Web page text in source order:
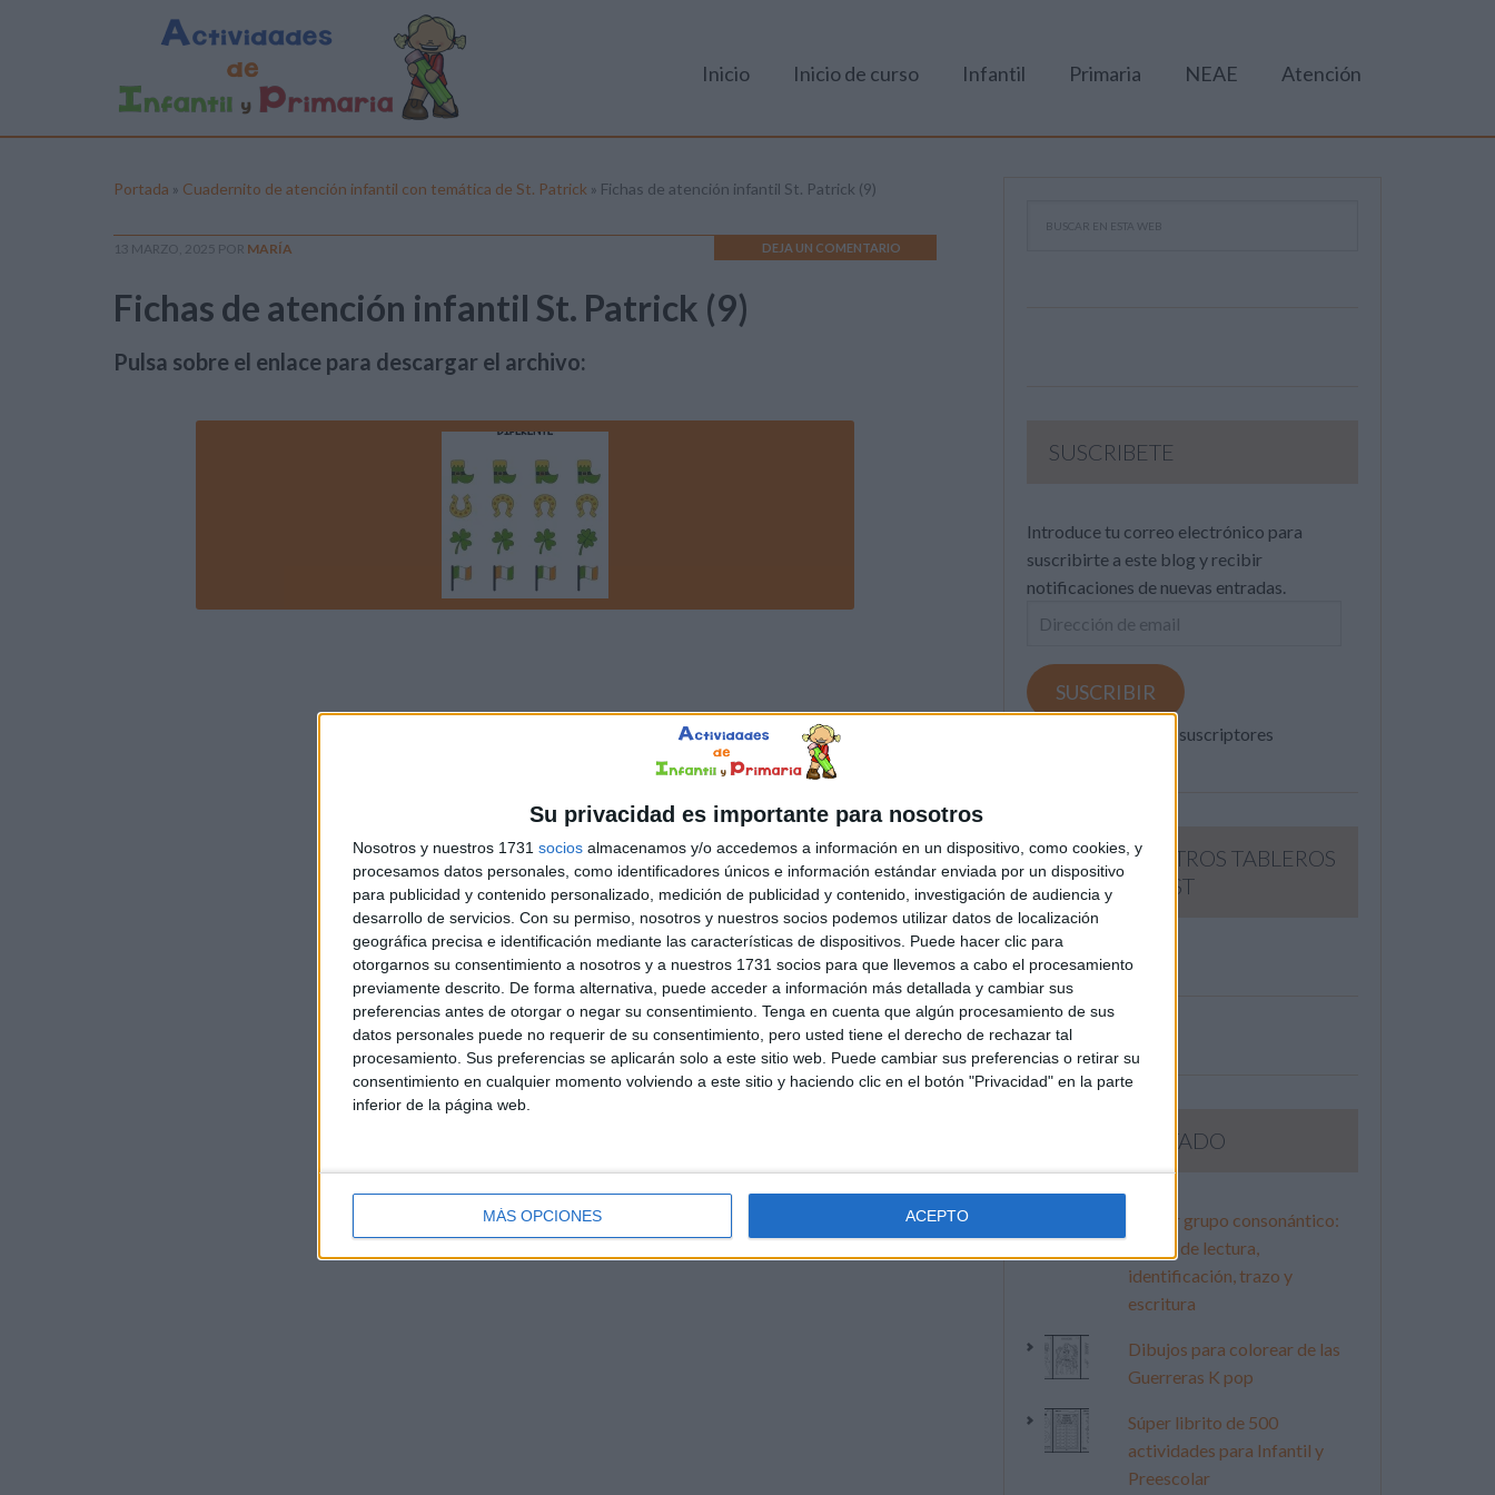
Su privacidad es importante para nosotros
Nosotros y nuestros 1731 socios almacenamos y/o accedemos a información en un dispositivo, como cookies, y
procesamos datos personales, como identificadores únicos e información estándar enviada por un dispositivo
para publicidad y contenido personalizado, medición de publicidad y contenido, investigación de audiencia y
desarrollo de servicios. Con su permiso, nosotros y nuestros socios podemos utilizar datos de localización
geográfica precisa e identificación mediante las características de dispositivos. Puede hacer clic para
otorgarnos su consentimiento a nosotros y a nuestros 1731 socios para que llevemos a cabo el procesamiento
previamente descrito. De forma alternativa, puede acceder a información más detallada y cambiar sus
preferencias antes de otorgar o negar su consentimiento. Tenga en cuenta que algún procesamiento de sus
datos personales puede no requerir de su consentimiento, pero usted tiene el derecho de rechazar tal
procesamiento. Sus preferencias se aplicarán solo a este sitio web. Puede cambiar sus preferencias o retirar su
consentimiento en cualquier momento volviendo a este sitio y haciendo clic en el botón "Privacidad" en la parte
inferior de la página web.
MÁS OPCIONES ACEPTO
Inicio Inicio de curso Infantil Primaria NEAE Atención
Portada » Cuadernito de atención infantil con temática de St. Patrick » Fichas de atención infantil St. Patrick (9)
13 MARZO, 2025 POR MARÍA DEJA UN COMENTARIO
Fichas de atención infantil St. Patrick (9)
Pulsa sobre el enlace para descargar el archivo:
SUSCRIBETE
Introduce tu correo electrónico para
suscribirte a este blog y recibir
notificaciones de nuevas entradas.
Dirección
email
SUSCRIBIR
Únete a otros 371K suscriptores
SIGUE NUESTROS TABLEROS
EN PINTEREST
LO MÁS VISITADO
Primer grupo consonántico:
Fichas de lectura,
identificación, trazo y
escritura
Dibujos para colorear de las
Guerreras K pop
Súper librito de 500
actividades para Infantil y
Preescolar